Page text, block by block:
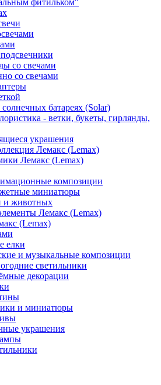
фитильком"
со свечами
со свечами
батареях (Solar)
- ветки, букеты, гирлянды,
украшения
Лемакс (Lemax)
Лемакс (Lemax)
композиции
миниатюры
и животных
Лемакс (Lemax)
(Lemax)
елки
и музыкальные композиции
светильники
декорации
и миниатюры
украшения